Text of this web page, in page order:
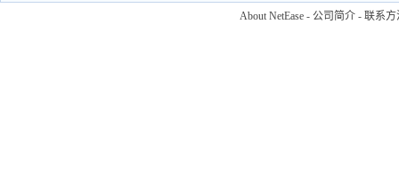
About NetEase - 公司简介 - 联系方